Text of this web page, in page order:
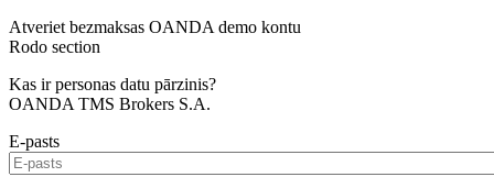
Atveriet bezmaksas OANDA demo kontu
Rodo section
Kas ir personas datu pārzinis?
OANDA TMS Brokers S.A.
E-pasts